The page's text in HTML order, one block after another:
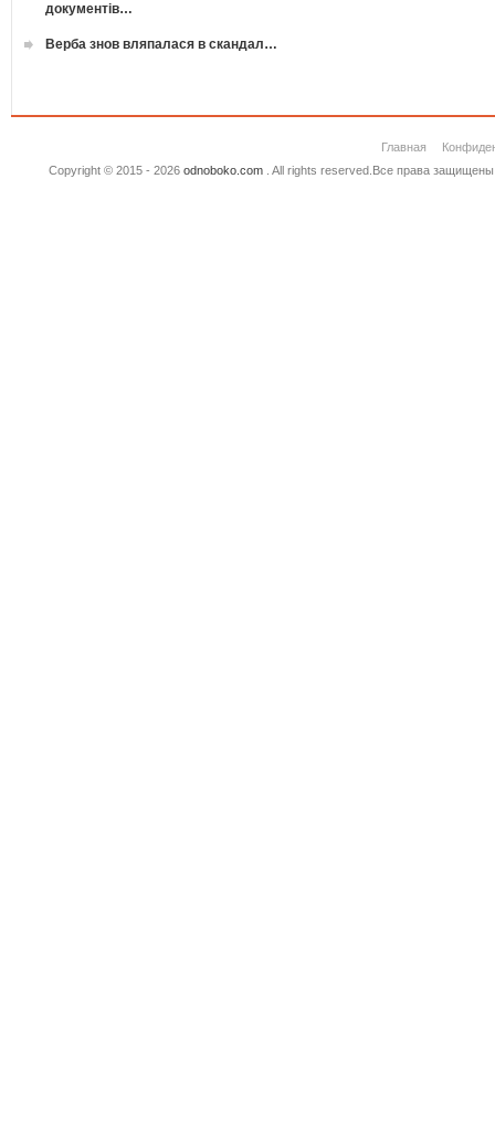
документів…
Верба знов вляпалася в скандал…
Главная
Copyright © 2015 - 2026 odnoboko.com. All rights reserved.Все права защищены.